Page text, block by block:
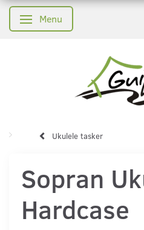
Skifte navigation
Menu
Ukulele tasker
Sopran
Hardcase